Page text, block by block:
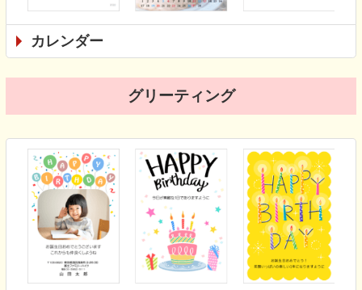
カレンダー
グリーティング